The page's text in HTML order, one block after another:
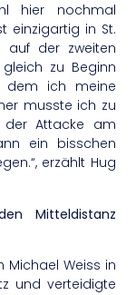
hier nochmal
einzigartig in St.
auf der zweiten
zu Beginn
dem ich meine
musste ich zu
der Attacke am
ein bisschen
erzählt Hug
Mitteldistanz
Michael Weiss in
und verteidigte